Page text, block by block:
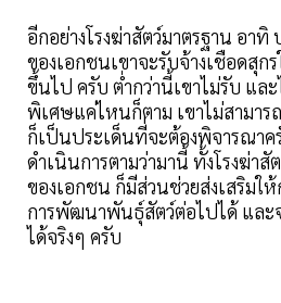
อีกอย่างโรงฆ่าสัตว์มาตรฐาน อาทิ
ของเอกชนเขาจะรับจ้างเชือดสุก
ขึ้นไป ครับ ต่ำกว่านี้เขาไม่รับ แล
พิเศษแค่ไหนก็ตาม เขาไม่สามาร
ก็เป็นประเด็นที่จะต้องพิจารณาค
ดำเนินการตามว่ามานี้ ทั้งโรงฆ่าสั
ของเอกชน ก็มีส่วนช่วยส่งเสริมใ
การพัฒนาพันธุ์สัตว์ต่อไปได้ และ
ได้จริงๆ ครับ